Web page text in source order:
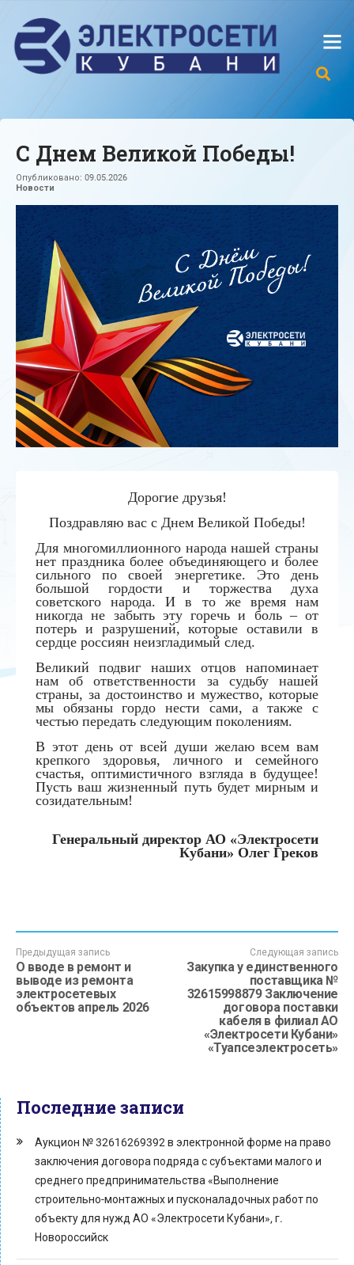
С Днем Великой Победы!
Опубликовано: 09.05.2026
Новости
Дорогие друзья!
Поздравляю вас с Днем Великой Победы!
Для многомиллионного народа нашей страны
нет праздника более объединяющего и более
сильного по своей энергетике. Это день
большой гордости и торжества духа
советского народа. И в то же время нам
никогда не забыть эту горечь и боль – от
потерь и разрушений, которые оставили в
сердце россиян неизгладимый след.
Великий подвиг наших отцов напоминает
нам об ответственности за судьбу нашей
страны, за достоинство и мужество, которые
мы обязаны гордо нести сами, а также с
честью передать следующим поколениям.
В этот день от всей души желаю всем вам
крепкого здоровья, личного и семейного
счастья, оптимистичного взгляда в будущее!
Пусть ваш жизненный путь будет мирным и
созидательным!
Генеральный директор АО «Электросети
Кубани» Олег Греков
Предыдущая запись
О вводе в ремонт и
выводе из ремонта
электросетевых
объектов апрель 2026
Следующая запись
Закупка у единственного
поставщика №
32615998879 Заключение
договора поставки
кабеля в филиал АО
«Электросети Кубани»
«Туапсеэлектросеть»
Последние записи
Аукцион № 32616269392 в электронной форме на право
заключения договора подряда с субъектами малого и
среднего предпринимательства «Выполнение
строительно-монтажных и пусконаладочных работ по
объекту для нужд АО «Электросети Кубани», г.
Новороссийск